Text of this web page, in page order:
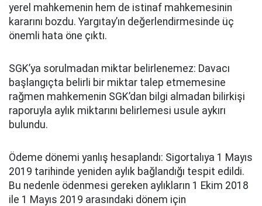
yerel mahkemenin hem de istinaf mahkemesinin
kararını bozdu. Yargıtay’ın değerlendirmesinde üç
önemli hata öne çıktı.
SGK’ya sorulmadan miktar belirlenemez: Davacı
başlangıçta belirli bir miktar talep etmemesine
rağmen mahkemenin SGK’dan bilgi almadan bilirkişi
raporuyla aylık miktarını belirlemesi usule aykırı
bulundu.
Ödeme dönemi yanlış hesaplandı: Sigortalıya 1 Mayıs
2019 tarihinde yeniden aylık bağlandığı tespit edildi.
Bu nedenle ödenmesi gereken aylıkların 1 Ekim 2018
ile 1 Mayıs 2019 arasındaki dönem için